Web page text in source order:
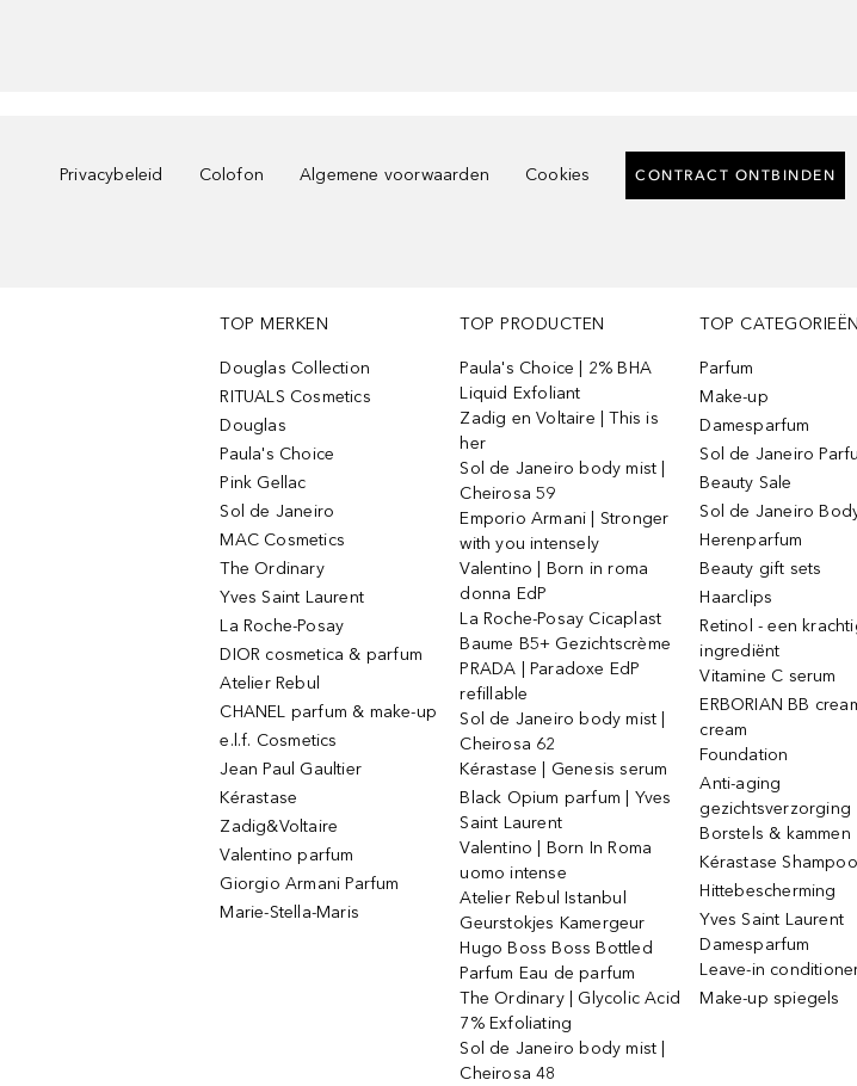
Privacybeleid Colofon Algemene voorwaarden Cookies CONTRACT ONTBINDEN
TOP MERKEN
Douglas Collection
RITUALS Cosmetics
Douglas
Paula's Choice
Pink Gellac
Sol de Janeiro
MAC Cosmetics
The Ordinary
Yves Saint Laurent
La Roche-Posay
DIOR cosmetica & parfum
Atelier Rebul
CHANEL parfum & make-up
e.l.f. Cosmetics
Jean Paul Gaultier
Kérastase
Zadig&Voltaire
Valentino parfum
Giorgio Armani Parfum
Marie-Stella-Maris
TOP PRODUCTEN
Paula's Choice | 2% BHA
Liquid Exfoliant
Zadig en Voltaire | This is
her
Sol de Janeiro body mist |
Cheirosa 59
Emporio Armani | Stronger
with you intensely
Valentino | Born in roma
donna EdP
La Roche-Posay Cicaplast
Baume B5+ Gezichtscrème
PRADA | Paradoxe EdP
refillable
Sol de Janeiro body mist |
Cheirosa 62
Kérastase | Genesis serum
Black Opium parfum | Yves
Saint Laurent
Valentino | Born In Roma
uomo intense
Atelier Rebul Istanbul
Geurstokjes Kamergeur
Hugo Boss Boss Bottled
Parfum Eau de parfum
The Ordinary | Glycolic Acid
7% Exfoliating
Sol de Janeiro body mist |
Cheirosa 48
TOP CATEGORIEËN
Parfum
Make-up
Damesparfum
Sol de Janeiro
Beauty Sale
Sol de Janeiro
Herenparfum
Beauty gift sets
Haarclips
Retinol - een
ingrediënt
Vitamine C serum
ERBORIAN BB
cream
Foundation
Anti-aging
gezichtsverzorging
Borstels & kammen
Kérastase Shampoo
Hittebescherming
Yves Saint Laurent
Damesparfum
Leave-in
Make-up spiegels